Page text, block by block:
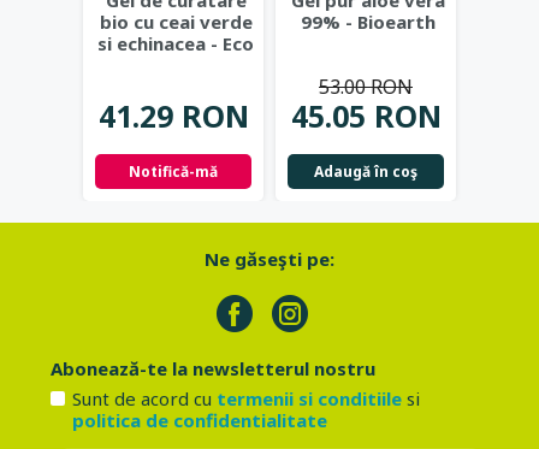
bio cu ceai verde
si echinacea - Eco
41.29 RON
Notifică-mă
99% - Bioearth
45.05 RON
53.00 RON
Adaugă în coş
Ne găseşti pe:
Abonează-te la newsletterul nostru
Sunt de acord cu termenii si conditiilesi
politica de confidentialitate